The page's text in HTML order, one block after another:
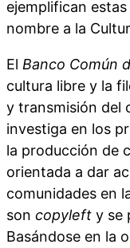
ejemplifican
nombre a la
El Banco Común
cultura libre y la
y transmisión del
investiga en los
la producción de
orientada a dar
comunidades en
son copyleft y se
Basándose en la